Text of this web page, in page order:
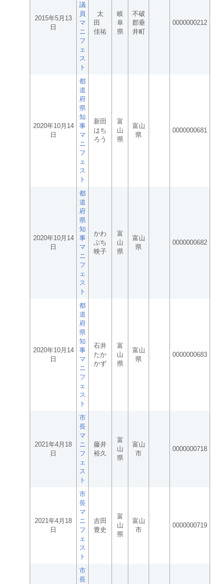
2015年5月13
日
議
員
マ
ニ
フ
ェ
ス
ト
太
田
佳祐
岐
阜
県
不破
郡垂
井町
0000000212
2020年10月14
日
都
道
府
県
知
事
マ
ニ
フ
ェ
ス
ト
新田
はち
ろう
富
山
県
富山
県
0000000681
2020年10月14
日
都
道
府
県
知
事
マ
ニ
フ
ェ
ス
ト
かわ
ぶち
映子
富
山
県
富山
県
0000000682
2020年10月14
日
都
道
府
県
知
事
マ
ニ
フ
ェ
ス
ト
石井
たか
かず
富
山
県
富山
県
0000000683
2021年4月18
日
市
長
マ
ニ
フ
ェ
ス
ト
藤井
裕久
富
山
県
富山
市
0000000718
2021年4月18
日
市
長
マ
ニ
フ
ェ
ス
ト
吉田
豊史
富
山
県
富山
市
0000000719
市
長